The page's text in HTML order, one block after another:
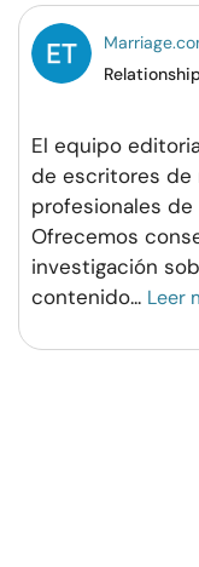
El equipo
de escritores de
profesionales
Ofrecemos
investigación
contenido... Leer